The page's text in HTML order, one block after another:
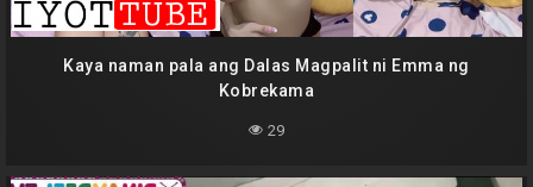
Kaya naman pala ang Dalas Magpalit ni Emma ng
Kobrekama
29